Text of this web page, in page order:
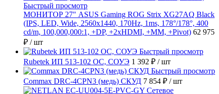
Быстрый просмотр
МОНИТОР 27" ASUS Gaming ROG Strix XG27AQ Black
(IPS, LED, Wide, 2560x1440, 170Hz, 1ms, 178°/178°, 400
cd/m, 100,000,000:1, +DP, +2хHDMI, +MM, +Pivot) 62 975
₽ / шт
Быстрый просмотр
Rubetek ИП 513-102 ОС, СОУЭ 1 392 ₽ / шт
Быстрый просмотр
Commax DRC-4CPN3 (медь) СКУД 7 854 ₽ / шт